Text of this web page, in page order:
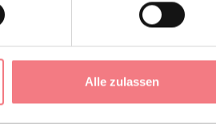
Alle zulassen
Wälder und
Bergen: Die Natur wird
und ein idealer Ort für